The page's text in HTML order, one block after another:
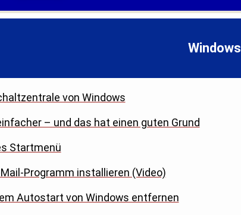
Windows
von Windows
– und das hat einen guten Grund
Startmenü
Programm installieren (Video)
Autostart von Windows entfernen